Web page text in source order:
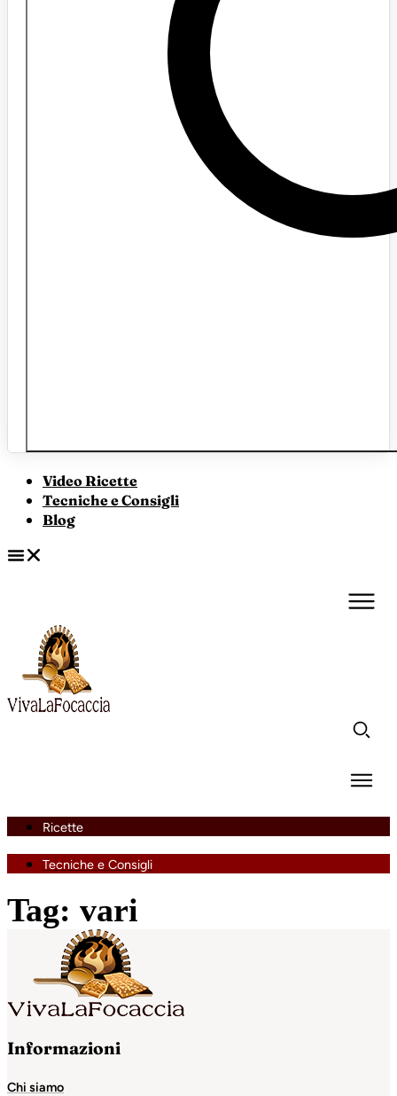
Video Ricette
Tecniche e Consigli
Blog
Ricette
Tecniche e Consigli
Tag: vari
Informazioni
Chi siamo